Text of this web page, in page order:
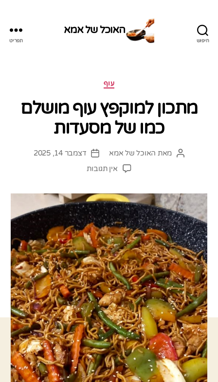
חיפוש
האוכל של אמא
תפריט
קטגוריותעוף
מתכון למוקפץ עוף מושלם
כמו של מסעדות
המחבר
מאת האוכל של אמא
תאריךדצמבר 14, 2025
אין תגובותעל
עוף
מושלם
כמו
של
מסעדות